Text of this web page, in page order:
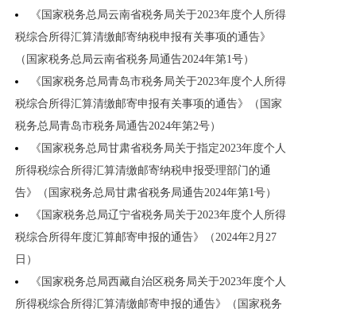
《国家税务总局云南省税务局关于2023年度个人所得
税综合所得汇算清缴邮寄纳税申报有关事项的通告》
（国家税务总局云南省税务局通告2024年第1号）
《国家税务总局青岛市税务局关于2023年度个人所得
税综合所得汇算清缴邮寄申报有关事项的通告》（国家
税务总局青岛市税务局通告2024年第2号）
《国家税务总局甘肃省税务局关于指定2023年度个人
所得税综合所得汇算清缴邮寄纳税申报受理部门的通
告》（国家税务总局甘肃省税务局通告2024年第1号）
《国家税务总局辽宁省税务局关于2023年度个人所得
税综合所得年度汇算邮寄申报的通告》（2024年2月27
日）
《国家税务总局西藏自治区税务局关于2023年度个人
所得税综合所得汇算清缴邮寄申报的通告》（国家税务